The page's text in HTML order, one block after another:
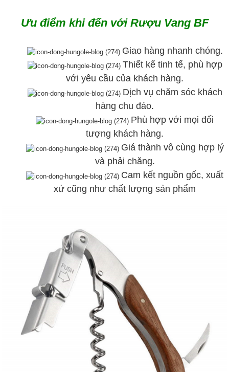
Ưu điểm khi đến với Rượu Vang BF
Giao hàng nhanh chóng.
Thiết kế tinh tế, phù hợp
với yêu cầu của khách hàng.
Dịch vụ chăm sóc khách
hàng chu đáo.
Phù hợp với mọi đối
tượng khách hàng.
Giá thành vô cùng hợp lý
và phải chăng.
Cam kết nguồn gốc, xuất
xứ cũng như chất lượng sản phẩm